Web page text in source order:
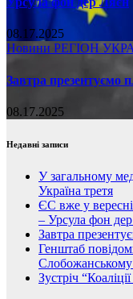
08.17.2025
Новини РЕГІОН
Завтра презентуємо
08.17.2025
Недавні записи
У загальному
Україна третя
ЄС вже у
– Урсула фон
Завтра
Генштаб
Зустріч